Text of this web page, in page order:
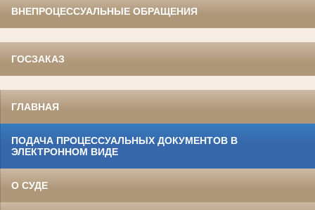
ВНЕПРОЦЕССУАЛЬНЫЕ ОБРАЩЕНИЯ
ГОСЗАКАЗ
ГЛАВНАЯ
ПОДАЧА ПРОЦЕССУАЛЬНЫХ ДОКУМЕНТОВ В
ЭЛЕКТРОННОМ ВИДЕ
О СУДЕ